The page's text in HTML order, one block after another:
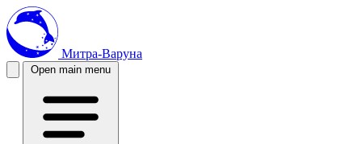
Митра-Варуна
Open main menu